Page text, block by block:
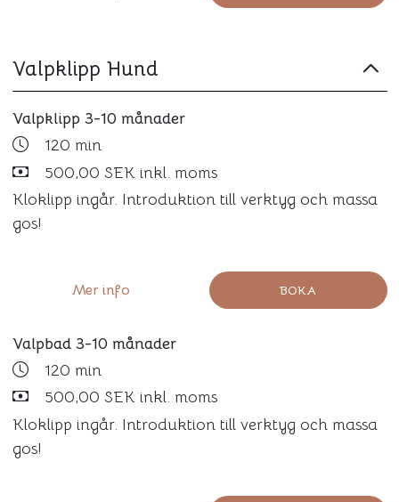
Valpklipp Hund
Valpklipp 3-10 månader
120 min
500,00 SEK inkl. moms
Kloklipp ingår. Introduktion till verktyg och massa
gos!
BOKA
Mer info
Valpbad 3-10 månader
120 min
500,00 SEK inkl. moms
Kloklipp ingår. Introduktion till verktyg och massa
gos!